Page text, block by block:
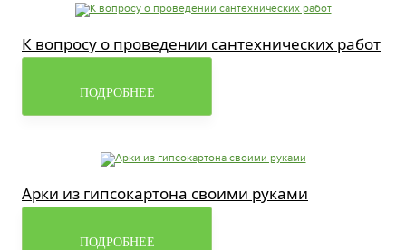
К вопросу о проведении сантехнических работ
ПОДРОБНЕЕ
Арки из гипсокартона своими руками
ПОДРОБНЕЕ